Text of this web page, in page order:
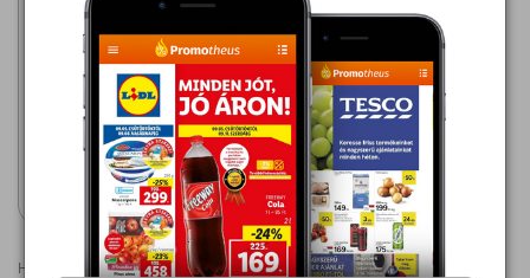
2026.07.29 - 09.01
185 000,00 Ft
STOVNER kerti ülőgarnitúra
Akciós újság
megtekintése
Hirdetések